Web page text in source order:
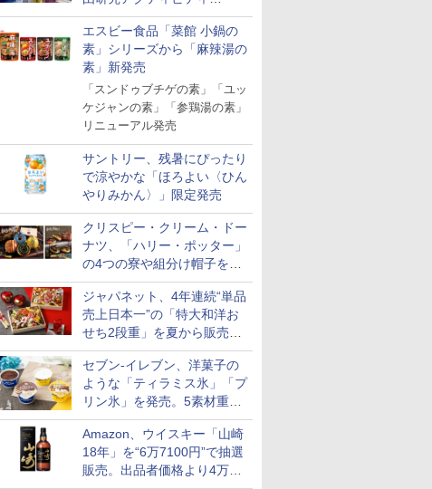
「Fisherman's Academy」を
実施中
エスビー食品「菜館 小鍋の
素」シリーズから「麻辣湯の
素」新発売
「スンドゥブチゲの素」「ユッ
ケジャンの素」「参鶏湯の素」
リニューアル発売
サントリー、残暑にぴったり
で涼やかな「ほろよい〈ひん
やりみかん〉」限定発売
クリスピー・クリーム・ドー
ナツ、「ハリー・ポッター」
の4つの寮や組分け帽子をイ
メージしたドーナツなど発売
ジャパネット、4年連続“単品
売上日本一”の「特大和洋お
せち2段重」を夏から販売。
73品・年越しそば付き
セブン-イレブン、洋菓子の
ような「ティラミス氷」「プ
リン氷」を発売。5素材重ね
と2層仕立ての濃厚な味わい
Amazon、ウイスキー「山崎
18年」を“6万7100円”で抽選
販売。出品者価格より4万